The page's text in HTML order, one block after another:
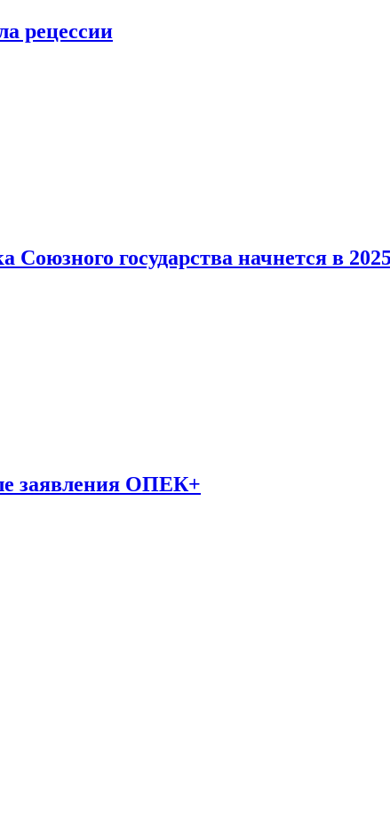
рецессии
государства начнется в
заявления ОПЕК+